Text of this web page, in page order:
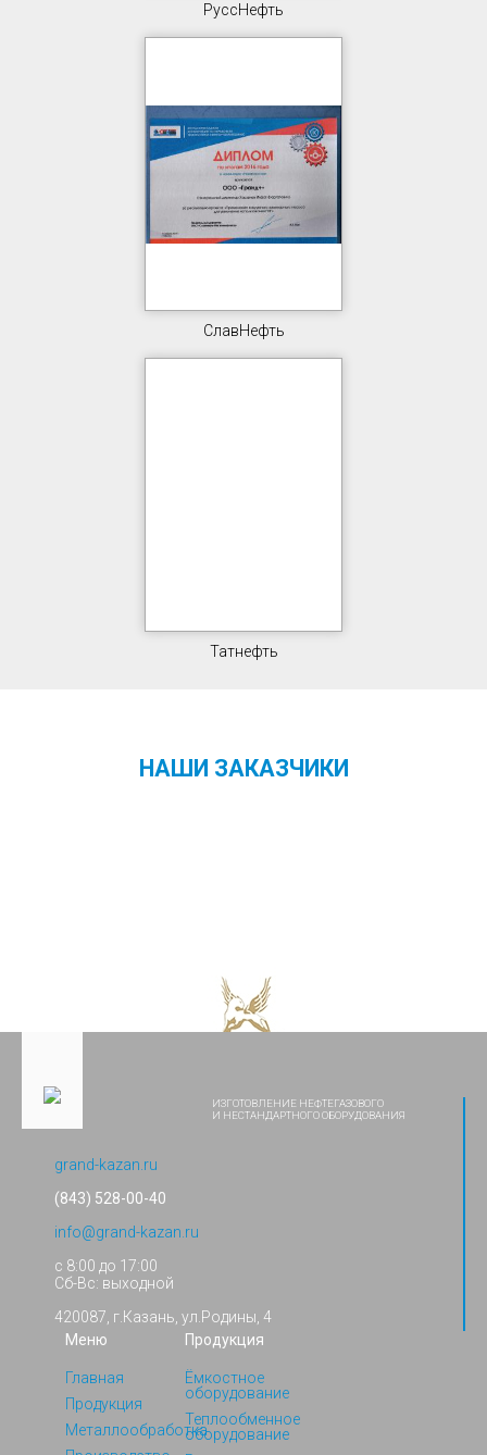
РуссНефть
СлавНефть
Татнефть
НАШИ ЗАКАЗЧИКИ
ИЗГОТОВЛЕНИЕ НЕФТЕГАЗОВОГО
И НЕСТАНДАРТНОГО ОБОРУДОВАНИЯ
grand-kazan.ru
(843) 528-00-40
info@grand-kazan.ru
с 8:00 до 17:00
Сб-Вс: выходной
420087, г.Казань, ул.Родины, 4
Меню
Главная
Продукция
Металлообработка
Продукция
Ёмкостное
оборудование
Теплообменное
оборудование